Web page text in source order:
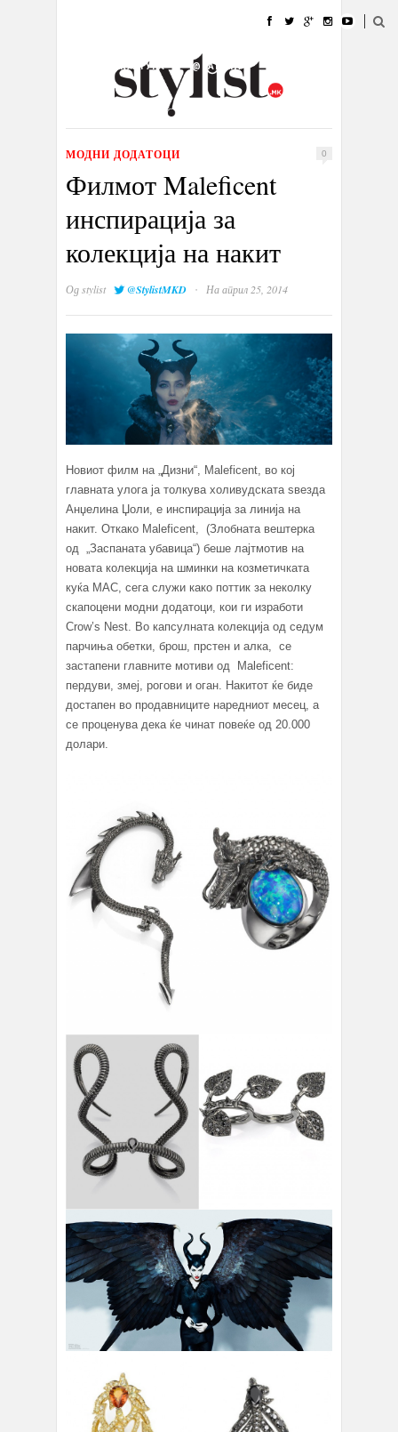
УБАВИНА
КУЛТУРА @РАБОТА
ИЗЛОГ
МОДНИ ДОДАТОЦИ 0
Филмот Maleficent
инспирација за
колекција на накит
Одstylist @StylistMKD · На април 25, 2014
Новиот филм на „Дизни“, Maleficent, во кој
главната улога ја толкува холивудската ѕвезда
Анџелина Џоли, е инспирација за линија на
накит. Откако Maleficent, (Злобната вештерка
од „Заспаната убавица“) беше лајтмотив на
новата колекција на шминки на козметичката
куќа MAC, сега служи како поттик за неколку
скапоцени модни додатоци, кои ги изработи
Crow’s Nest. Во капсулната колекција од седум
парчиња обетки, брош, прстен и алка, се
застапени главните мотиви од Maleficent:
пердуви, змеј, рогови и оган. Накитот ќе биде
достапен во продавниците наредниот месец, а
се проценува дека ќе чинат повеќе од 20.000
долари.